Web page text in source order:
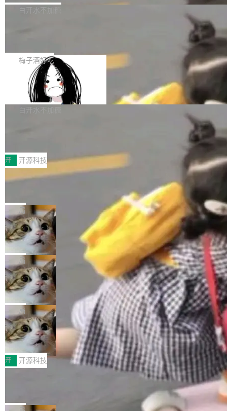
获配9...
题，该问题可能导致在旧版 Linux 内核...
P）！这一里程碑不仅标志着 Fluss 迈入新的发
长期停止内容更新，未能实现其作为“AI版维基百
提交的编辑请求也长期处于待处理状态。 Groki
pedia 于去年底上线，定位为由人工智能生成内
容的百科平台，被马斯克视为传统众包百科网站
维基百科的替代方案。Lawfare 调查发现，无论
热门页面还是低关注度页面，均未出现近期更
白开水不加糖
是这样的：配 MessageSource 的 Bean、写 R
eloadableResourceBundleMessageSource、
声明 LocaleResolver、注册 LocaleChangeInt
erceptor…五六步之后才能看到第一行翻译文
本。 Solon 换了个方式。整个 i18n 模块围绕三
梅子酒好吃
Apache Doris 4.1 全面增强 Iceberg：
支持 UPDATE、MERGE INTO 与 Iceb
erg V3
Apache Doris 4.1 要补齐的，正是缺失的那一
半。在已有查询能力的基础上，Doris 进一步支
常维护操作，并完整支持 Iceberg V3 格式。
白开水不加糖
村国家自主创新示范区会议中心开幕。本届大会
由中关村智联软件服务业质量创新联盟主办，以
“智构可信·质创未来——AI原生时代的质量新范
式”为主题，直面AI从实验室走向规模化产业落地
的核心质量命题。会上，《2026智能研发生产力
工具选型手册》发布，Testin云测的Testin XAge
nt智能测试系统入选AI测试领域代表产品。对CI
O而言，这提示了一个转变：AI测试正在从效率
工具升级为企业的质量基础设施。 CIO面对的新
现实 过去两年，CIO们的焦虑清单上多了两项：
一是如何让大模型和智能体应用安全地从PoC走
向生产，二是如何让测试团队跟得上AI应用...
开 开源科技
让非法状态不可表示：一篇关于 ADT
有一种东西，一旦用过就回不去了。Alex Fedos
eev 管它叫"软件设计的基石"。 他说的东西不新
鲜——代数数据类型（ADT），尤其是和类型
（sum type）。但他说清楚了一件事：这不是类
型系统的学术体操，是日常编码的思维方式。 文
章从一个简单的例子切入。一个网站的深色主题
设置，如果用布尔值 + 可空字段来表示——bool
ean 表示是否可切换，nullable 的默认模式、浅
色方案、深色方案——会产生大量无意义的组
合。方案缺了、配置冲突了、全 null 了。要知道
哪些组合有效，作者说，你得靠"文档、校验、或
者部落知识"。 换个写法。Rust 的 enum，两个
变体：Switchable...
局
Cloudflare 开源内部企业 AI 平台 Clou
dflare OS
Cloudflare 发布了一个开源项目 Cloudflare O
S。如果你只看官方博客，你会觉得这是又一
个"AI 知识库 + 聊天机器人"——每个大厂都在
做，没什么新鲜的。 但 Kenton Varda 在 Twitte
r 上把事情说清楚了： 今天我们发布了 Cloudfla
re OS，一个带连接器的聊天机器人，跟其他所
有科技公司做的一样。只不过，实际上它不一
样。这是 Sandstorm.io 的重制版，我十年前的
那个创业公司。不同的是，这次它构建在 Cloudf
lare Workers 上——我花了九年时间搭建的平台
——并且深度集成了 AI。这基本上是我十年秘密
局
Deno 团队开源 Celld，可自托管的分
布式 Durable Objects
Ryan Dahl 领导的 Deno 团队推出了最新开源项
目 Celld，一个能在自己机器上运行 Cloudflare
Workers 和 Durable Objects 的守护进程。 设
计思路很直接：每个对象是一个独立的 SQLite
数据库，按名称寻址，复制到你自己的 S3 兼容
存储库里。节点之间只通过这个存储库协调——
没有控制平面，没有共识协议。每个对象自带一
个小型数据库，应用天然按分片构建，单个数据
库的竞争和爆炸半径问题在设计层面就被消除
了。 闲置的 cell 会休眠到几乎不占资源。当 cel
局
鲁大师7月新机性能/流畅/AI榜：vivo夺
性能、流畅双第一，三星Galaxy Z系列
新折叠缺席
2026年7月的手机市场，由于存储等硬件成本暴
增，手机厂商的日子也不好过啊，新机速度明显
放缓，因此硝烟味淡了许多。新机参数规格除开
Fold8 / Z Flip8）外，其余要么是中低端机器，
例如iQOO Z11i、REDMI Note 17、REDMI No
开 开源科技
Zed 编辑器团队发布了新项目——DeltaDB，一
个在 git commit 之间记录每一次编辑操作的版